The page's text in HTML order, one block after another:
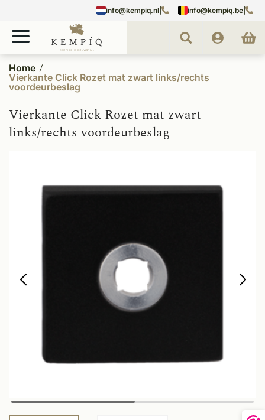
info@kempiq.nl info@kempiq.be
Home
Vierkante Click Rozet mat zwart links/rechts
voordeurbeslag
Vierkante Click Rozet mat zwart
links/rechts voordeurbeslag